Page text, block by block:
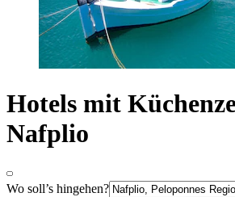
Hotels mit
Nafplio
Wo soll’s hingehen?